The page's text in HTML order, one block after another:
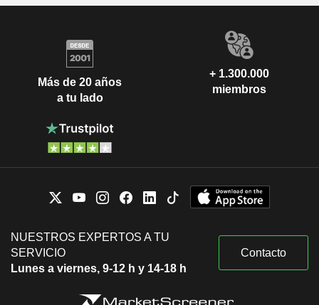
Más de 20 años
a tu lado
+ 1.300.000
miembros
NUESTROS EXPERTOS A TU
SERVICIO
Lunes a viernes, 9-12 h y 14-18 h
Contacto